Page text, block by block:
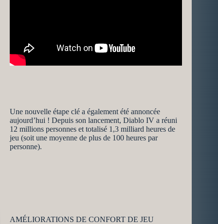
Une nouvelle étape clé a également été annoncée
aujourd’hui ! Depuis son lancement, Diablo IV a réuni
12 millions personnes et totalisé 1,3 milliard heures de
jeu (soit une moyenne de plus de 100 heures par
personne).
AMÉLIORATIONS DE CONFORT DE JEU